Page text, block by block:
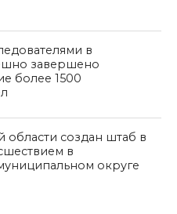
в
завершено
более 1500
области создан штаб в
в
округе